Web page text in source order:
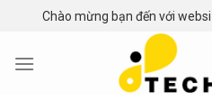
content
Chào mừng bạn đến với